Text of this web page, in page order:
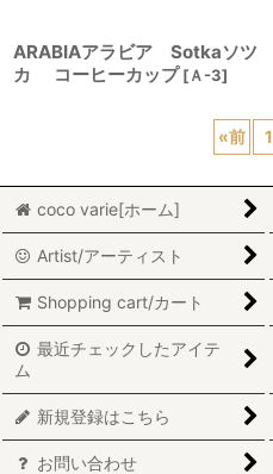
ARABIAアラビア Sotkaソツ
カ コーヒーカップ [Ａ-3]
«前 1
coco varie[ホーム]
Artist/アーティスト
Shopping cart/カート
最近チェックしたアイテ
ム
新規登録はこちら
お問い合わせ